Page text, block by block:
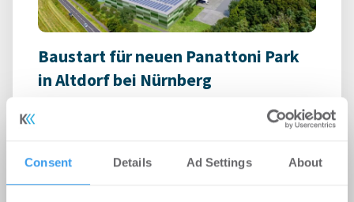
Consent Details Ad Settings About
Baustart für neuen Panattoni Park
in Altdorf bei Nürnberg
registriert, erstellen Sie sich jetzt Ihren